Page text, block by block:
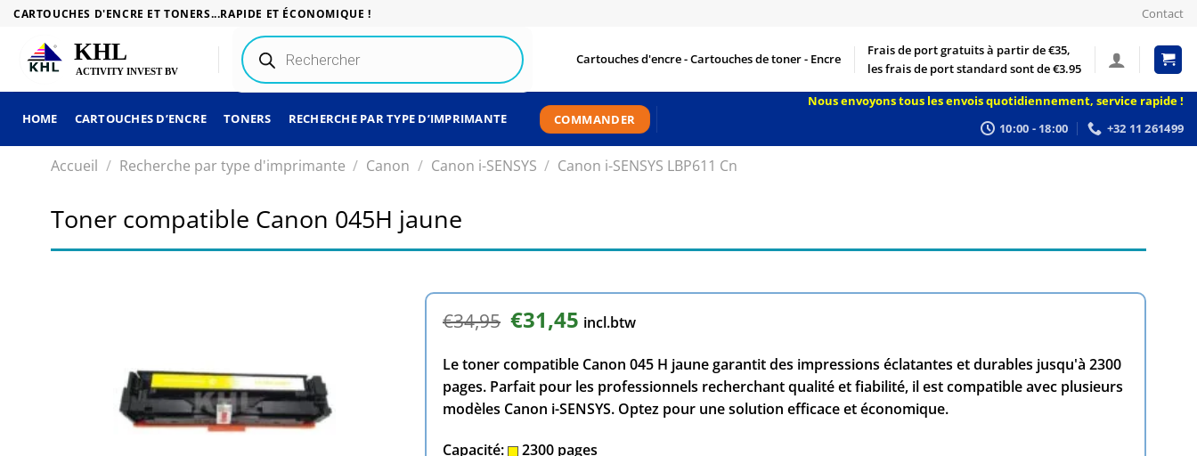
Passer
contenu
CARTOUCHES D'ENCRE ET TONERS...RAPIDE ET ÉCONOMIQUE ! Contact
Recherche
de
produits Cartouches d'encre - Cartouches de toner - Encre
Frais de port gratuits à partir de €35,
les frais de port standard sont de €3.95
HOME CARTOUCHES D’ENCRE TONERS RECHERCHE PAR TYPE D’IMPRIMANTE COMMANDER
Nous envoyons tous les envois quotidiennement, service rapide !
10:00 - 18:00
+32 11 261499
Accueil / Recherche par type d'imprimante / Canon / Canon i-SENSYS / Canon i-SENSYS LBP611 Cn
Toner compatible Canon 045H jaune
€34,95 Le
prix
initial
était :
€34,95.
€31,45 Le
prix
actuel
est :
€31,45.
incl.btw
Le toner compatible Canon 045 H jaune garantit des impressions éclatantes et durables jusqu'à 2300
pages. Parfait pour les professionnels recherchant qualité et fiabilité, il est compatible avec plusieurs
modèles Canon i-SENSYS. Optez pour une solution efficace et économique.
Capacité:
2300 pages